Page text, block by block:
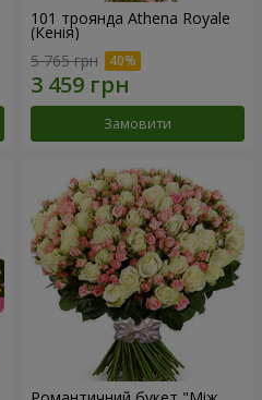
101 троянда Athena Royale
(Кенія)
5 765 грн
Замовити